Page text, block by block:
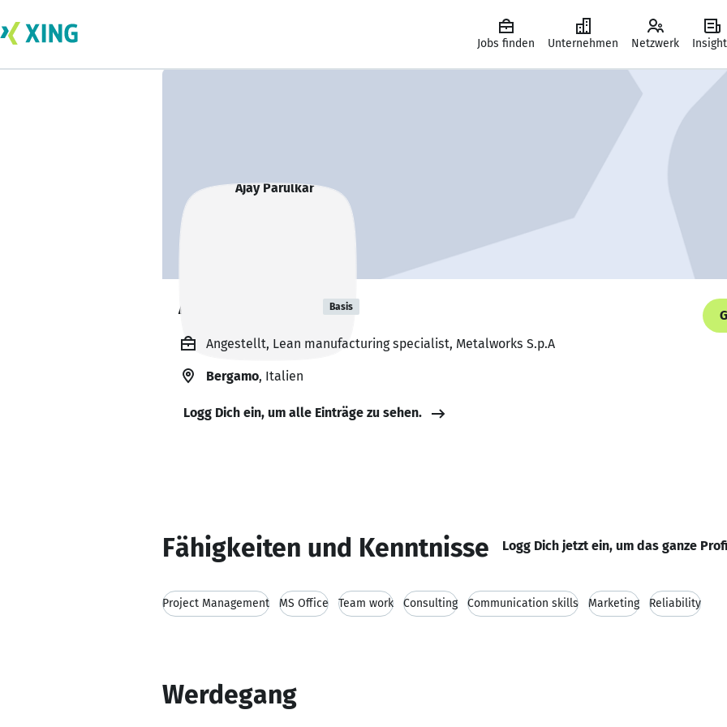
Jobs finden Unternehmen Netzwerk
Ajay Parulkar Basis
Angestellt, Lean manufacturing specialist, Metalworks S.p.A
Bergamo, Italien
Logg Dich ein, um alle Einträge zu sehen.
Fähigkeiten und Kenntnisse Logg Dich jetzt ein, um das ganze
Project Management MS Office Team work Consulting Communication skills Marketing Reliability
Werdegang